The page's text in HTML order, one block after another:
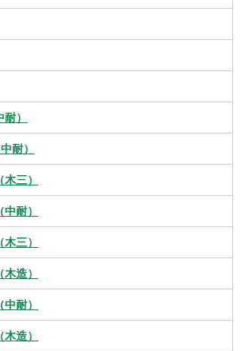
）
耐）
三）
耐）
三）
造）
耐）
造）